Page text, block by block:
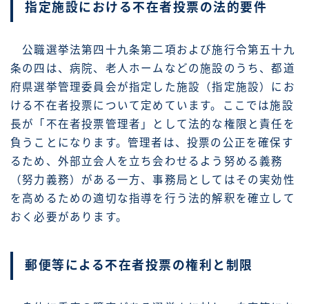
指定施設における不在者投票の法的要件
公職選挙法第四十九条第二項および施行令第五十九
条の四は、病院、老人ホームなどの施設のうち、都道
府県選挙管理委員会が指定した施設（指定施設）にお
ける不在者投票について定めています。ここでは施設
長が「不在者投票管理者」として法的な権限と責任を
負うことになります。管理者は、投票の公正を確保す
るため、外部立会人を立ち会わせるよう努める義務
（努力義務）がある一方、事務局としてはその実効性
を高めるための適切な指導を行う法的解釈を確立して
おく必要があります。
郵便等による不在者投票の権利と制限